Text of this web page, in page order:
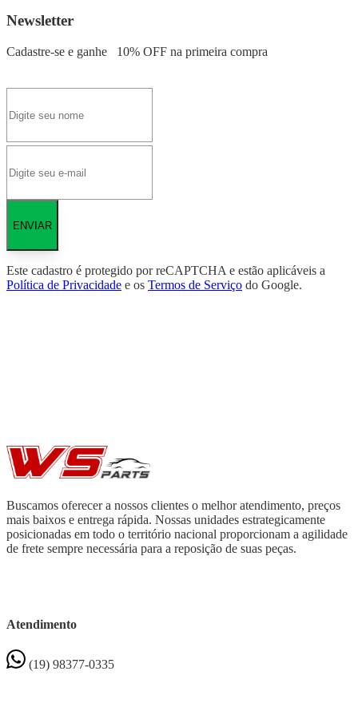
Newsletter
Cadastre-se e ganhe 10% OFF na primeira compra
ENVIAR
Este cadastro é protegido por reCAPTCHA e estão aplicáveis a
Política de Privacidade e os Termos de Serviço do Google.
Buscamos oferecer a nossos clientes o melhor atendimento, preços
mais baixos e entrega rápida. Nossas unidades estrategicamente
posicionadas em todo o território nacional proporcionam a agilidade
de frete sempre necessária para a reposição de suas peças.
Atendimento
(19) 98377-0335